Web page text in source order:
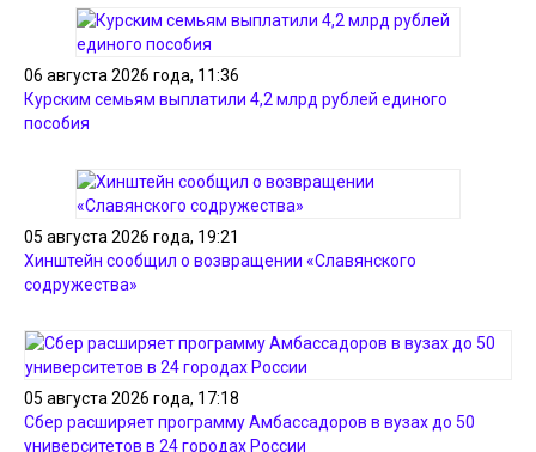
06 августа 2026 года, 11:36
Курским семьям выплатили 4,2 млрд рублей единого
пособия
05 августа 2026 года, 19:21
Хинштейн сообщил о возвращении «Славянского
содружества»
05 августа 2026 года, 17:18
Сбер расширяет программу Амбассадоров в вузах до 50
университетов в 24 городах России